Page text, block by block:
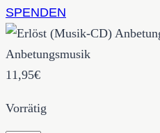
SPENDEN
Anbetungsmusik
11,95€
Vorrätig